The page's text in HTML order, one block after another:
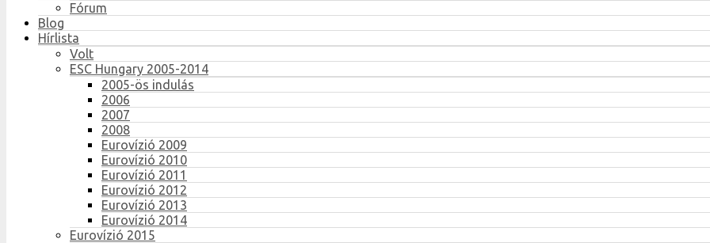
Fórum
Blog
Hírlista
Volt
ESC Hungary 2005-2014
2005-ös indulás
2006
2007
2008
Eurovízió 2009
Eurovízió 2010
Eurovízió 2011
Eurovízió 2012
Eurovízió 2013
Eurovízió 2014
Eurovízió 2015